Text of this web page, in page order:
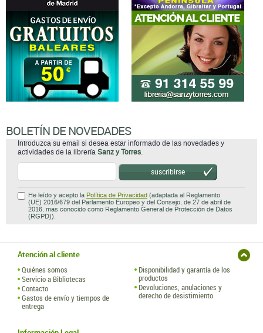
BOLETÍN DE NOVEDADES
Introduzca su email si desea estar informado de las novedades y
actividades de la librería Sanz y Torres.
suscribirse
He leído y acepto la Política de Privacidad (adaptada al Reglamento
(UE) 2016/679 del Parlamento Europeo y del Consejo, de 27 de abril de
2016, mas conocido como Reglamento General de Protección de Datos
(RGPD)).
Atención al cliente
Quiénes somos
Servicio a Bibliotecas
Contacto
Gastos de envío y tiempos de
entrega
Disponibilidad y garantía de los
productos
Devoluciones, anulaciones y
derecho de desistimiento